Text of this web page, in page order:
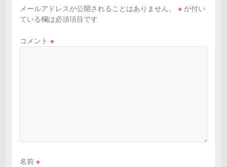
メールアドレスが公開されることはありません。 ※ が付い
ている欄は必須項目です
コメント ※
名前 ※